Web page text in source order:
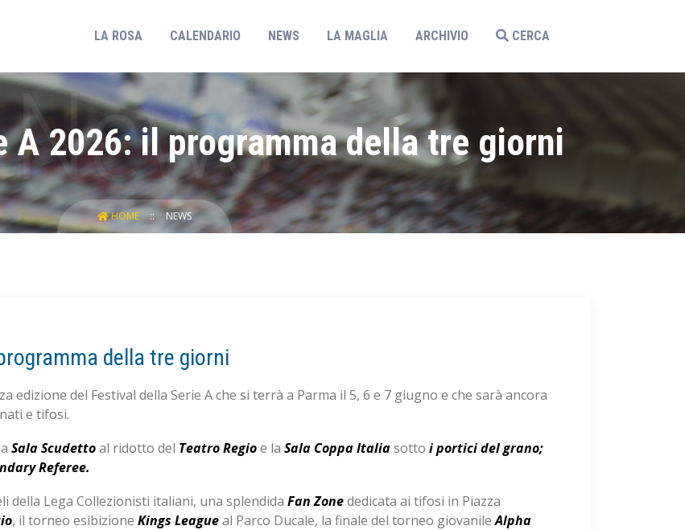
(CURRENT)
LA ROSA CALENDARIO NEWS LA MAGLIA ARCHIVIO CERCA
A 2026: il programma della tre giorni
HOME NEWS
della tre giorni
edizione del Festival della Serie A che si terrà a Parma il 5, 6 e 7 giugno e che sarà ancora
e tifosi.
Sala Scudettoal ridotto del Teatro Regioe la Sala Coppa Italiasotto i portici del grano;
Referee.
della Lega Collezionisti italiani, una splendida Fan Zonededicata ai tifosi in Piazza
, il torneo esibizione Kings Leagueal Parco Ducale, la finale del torneo giovanileAlpha